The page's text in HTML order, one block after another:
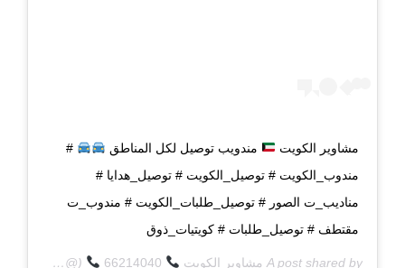
مشاوير الكويت مندويب توصيل لكل المناطق
#
مندوب_الكويت # توصيل_الكويت # توصيل_هدايا #
مناديب_ت الصور # توصيل_طلبات_الكويت # مندوب_ت
مقتطف # توصيل_طلبات # كويتيات_ذوق
A post shared by مشاوير الكويت (@q8deliverycom) on